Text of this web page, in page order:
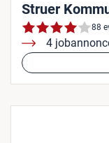
Struer
88
4